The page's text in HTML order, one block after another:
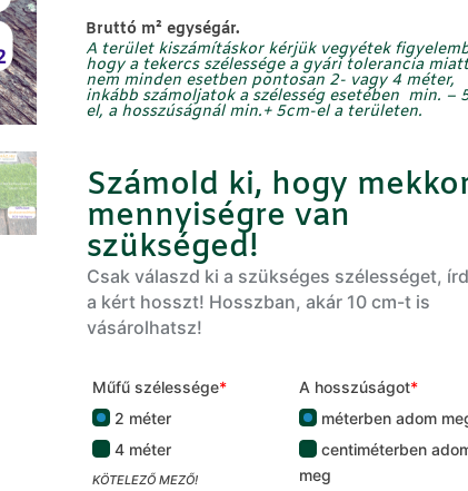
was:
11.990 Ft.6.990 Ft.
Bruttó m² egységár.
A terület kiszámításkor kérjük vegyétek
hogy a tekercs szélessége a gyári tolerancia miatt
nem minden esetben pontosan 2- vagy 4 méter,
inkább számoljatok a szélesség esetében min. –
el, a hosszúságnál min.+ 5cm-el a területen.
Számold ki, hogy
mennyiségre van
szükséged!
Csak válaszd ki a szükséges szélességet,
a kért hosszt! Hosszban, akár 10 cm-t is
vásárolhatsz!
Műfű szélessége*
2 méter
4 méter
KÖTELEZŐ MEZŐ!
A hosszúságot*
méterben adom
centiméterben
meg